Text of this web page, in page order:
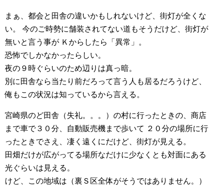
まぁ、都会と田舎の違いかもしれないけど、街灯が全くな
い。 今のご時勢に舗装されてない道もそうだけど、街灯が
無いと言う事が Ｋからしたら「異常」。
恐怖でしかなかったらしい。
夜の９時ぐらいのため辺りは真っ暗。
別に田舎なら当たり前だろって言う人も居るだろうけど、
俺もこの状況は知っているから言える。
宮崎県のど田舎（失礼。。。）の村に行ったときの、商店
まで車で３０分、自動販売機まで歩いて ２０分の場所に行
ったときでさえ、凄く遠くにだけど、街灯が見える。
田畑だけが広がってる場所なだけに少なくとも対面にある
光ぐらいは見える。
けど、この地域は（裏Ｓ区全体がそうではありません。）